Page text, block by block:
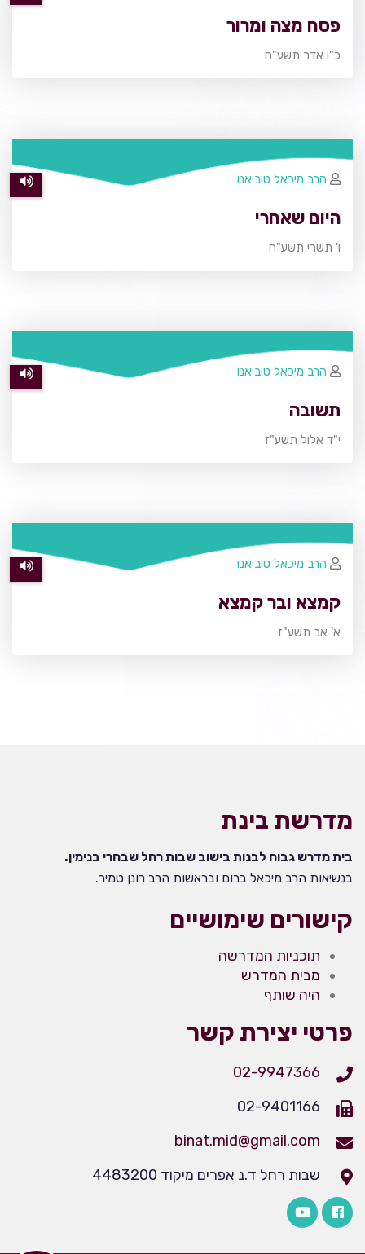
פסח מצה ומרור
כ"ו אדר תשע"ח
היום שאחרי
ו' תשרי תשע"ח
הרב מיכאל טוביאנו
תשובה
י"ד אלול תשע"ז
הרב מיכאל טוביאנו
קמצא ובר קמצא
א' אב תשע"ז
הרב מיכאל טוביאנו
מדרשת בינת
בית מדרש גבוה לבנות בישוב שבות רחל שבהרי בנימין.
בנשיאות הרב מיכאל ברום ובראשות הרב רונן טמיר.
קישורים שימושיים
תוכניות המדרשה
מבית המדרש
היה שותף
פרטי יצירת קשר
02-9947366
02-9401166
binat.mid@gmail.com
שבות רחל ד.נ אפרים מיקוד 4483200